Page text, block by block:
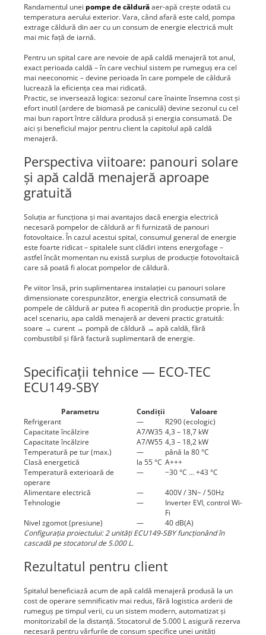
Randamentul unei pompe de căldurăaer-apă crește odată cu
temperatura aerului exterior. Vara, când afară este cald, pompa
extrage căldură din aer cu un consum de energie electrică mult
mai mic față de iarnă.
Pentru un spital care are nevoie de apă caldă menajeră tot anul,
exact perioada caldă – în care vechiul sistem pe rumeguș era cel
mai neeconomic – devine perioada în care pompele de căldură
lucrează la eficiența cea mai ridicată.
Practic, se inversează logica: sezonul care înainte însemna cost și
efort inutil (ardere de biomasă pe caniculă) devine sezonul cu cel
mai bun raport între căldura produsă și energia consumată. De
aici și beneficiul major pentru client la capitolul apă caldă
menajeră.
Perspectiva viitoare: panouri solare
și apă caldă menajeră aproape
gratuită
Soluția ar funcționa și mai avantajos dacă energia electrică
necesară pompelor de căldură ar fi furnizată de panouri
fotovoltaice. În cazul acestui spital, consumul general de energie
este foarte ridicat – spitalele sunt clădiri intens energofage –
astfel încât momentan nu există surplus de producție fotovoltaică
care să poată fi alocat pompelor de căldură.
Pe viitor însă, prin suplimentarea instalației cu panouri solare
dimensionate corespunzător, energia electrică consumată de
pompele de căldură ar putea fi acoperită din producție proprie. În
acel scenariu, apa caldă menajeră ar deveni practic gratuită:
soare → curent → pompă de căldură → apă caldă, fără
combustibil și fără factură suplimentară de energie.
Specificații tehnice — ECO-TEC
ECU149-SBY
Parametru Condiții
Valoare
Refrigerant
—
R290 (ecologic)
Capacitate încălzire
A7/W35 4,3 – 18,7 kW
Capacitate încălzire
A7/W55 4,3 – 18,2 kW
Temperatură pe tur (max.)
—
până la 80 °C
Clasă energetică
la 55 °C A+++
Temperatură exterioară de
operare
—
−30 °C … +43 °C
Alimentare electrică
—
400V / 3N~ / 50Hz
Tehnologie
—
Inverter EVI, control Wi-
Fi
Nivel zgomot (presiune)
—
40 dB(A)
Configurația proiectului: 2 unități ECU149-SBY funcționând în
cascadă pe stocatorul de 5.000 L.
Rezultatul pentru client
Spitalul beneficiază acum de apă caldă menajeră produsă la un
cost de operare semnificativ mai redus, fără logistica arderii de
rumeguș pe timpul verii, cu un sistem modern, automatizat și
monitorizabil de la distanță. Stocatorul de 5.000 L asigură rezerva
necesară pentru vârfurile de consum specifice unei unități